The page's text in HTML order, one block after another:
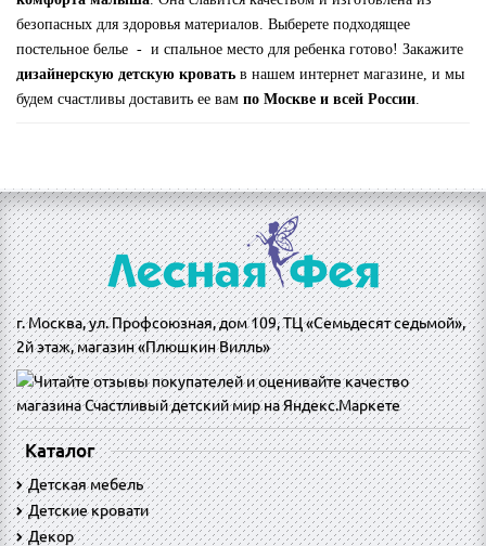
безопасных для здоровья материалов. Выберете подходящее
постельное белье - и спальное место для ребенка готово! Закажите
дизайнерскую детскую кровать в нашем интернет магазине, и мы
будем счастливы доставить ее вам по Москве и всей России
г. Москва, ул. Профсоюзная, дом 109, ТЦ «Семьдесят седьмой»,
2й этаж, магазин «Плюшкин Вилль»
Каталог
Детская мебель
Детские кровати
Декор